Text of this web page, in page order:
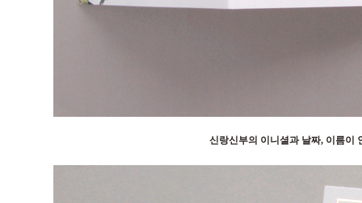
신랑신부의 이니셜과 날짜, 이름이